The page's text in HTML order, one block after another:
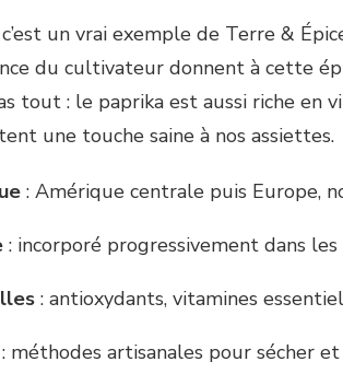
un vrai exemple de Terre &
du cultivateur donnent à cette
tout : le paprika est aussi riche en
une touche saine à nos assiettes.
: Amérique centrale puis Europe,
: incorporé progressivement dans
: antioxydants, vitamines
: méthodes artisanales pour sécher